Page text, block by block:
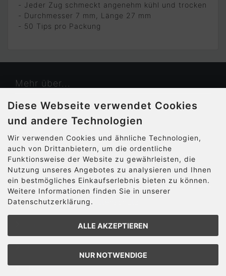
- Jeder Zug schmeckt angenehm kühl und trocken
- Durchmesser 7 mm, Länge 27 mm
- 50 Tips pro Packung
Mehr über...
Kontakt
Cookie Einstellungen
Informationen
Privatsphäre und Datenschutz
Impressum
Diese Webseite verwendet Cookies
und andere Technologien
Wir verwenden Cookies und ähnliche Technologien,
auch von Drittanbietern, um die ordentliche
Funktionsweise der Website zu gewährleisten, die
Nutzung unseres Angebotes zu analysieren und Ihnen
ein bestmögliches Einkaufserlebnis bieten zu können.
Weitere Informationen finden Sie in unserer
Datenschutzerklärung.
ALLE AKZEPTIEREN
NUR NOTWENDIGE